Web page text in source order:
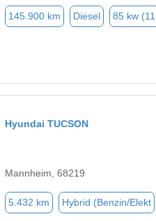
145.900 km Diesel 85 kw
Hyundai TUCSON
Mannheim, 68219
5.432 km Hybrid (Benzin/Elekt